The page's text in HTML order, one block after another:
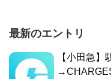
最新のエントリ
【小田急